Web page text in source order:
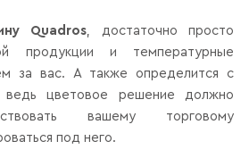
Quadros , достаточно просто
продукции и температурные
за вас. А также определится с
цветовое решение должно
вашему торговому
под него.